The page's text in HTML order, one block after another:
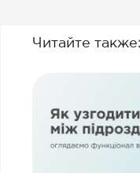
Читайте также: